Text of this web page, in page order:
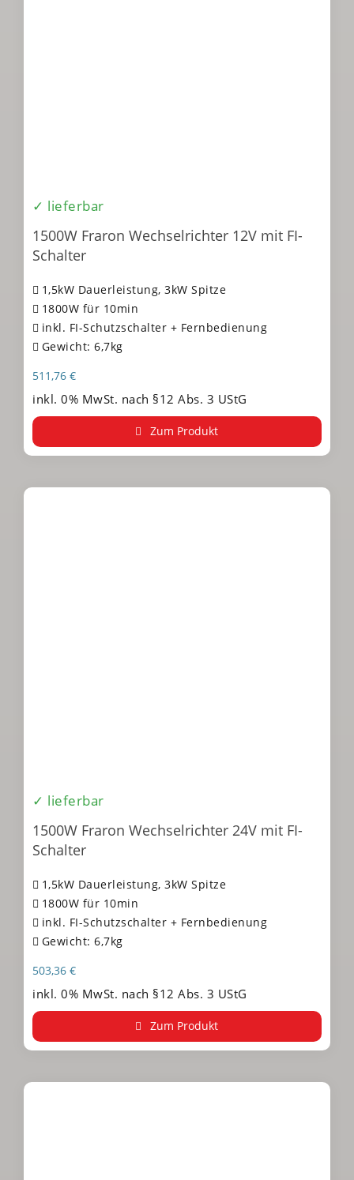
✓ lieferbar
1500W Fraron Wechselrichter 12V mit FI-
Schalter
1,5kW Dauerleistung, 3kW Spitze
1800W für 10min
inkl. FI-Schutzschalter + Fernbedienung
Gewicht: 6,7kg
511,76 €
inkl. 0% MwSt. nach §12 Abs. 3 UStG
Zum Produkt
✓ lieferbar
1500W Fraron Wechselrichter 24V mit FI-
Schalter
1,5kW Dauerleistung, 3kW Spitze
1800W für 10min
inkl. FI-Schutzschalter + Fernbedienung
Gewicht: 6,7kg
503,36 €
inkl. 0% MwSt. nach §12 Abs. 3 UStG
Zum Produkt